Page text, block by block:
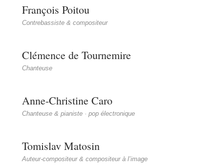
François Poitou
Contrebassiste & compositeur
Clémence de Tournemire
Chanteuse
Anne-Christine Caro
Chanteuse & pianiste · pop électronique
Tomislav Matosin
Auteur-compositeur & compositeur à l’image